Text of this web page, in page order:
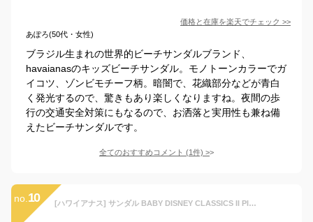
価格と在庫を楽天でチェック >>
あぽろ(50代・女性)
ブラジル生まれの世界的ビーチサンダルブランド、
havaianasのキッズビーチサンダル。モノトーンカラーでガ
イコツ、ゾンビモチーフ柄。暗闇で、花織部分などが青白
く発光するので、驚きもあり楽しくなりますね。夜間の歩
行の交通安全対策にもなるので、お洒落と実用性も兼ね備
えたビーチサンダルです。
全てのおすすめコメント (1件) >
no. 10 [ハワイアナス] サンダル BABY DISNEY CLASSICS II PINK/RED(9994) 13.5 cm